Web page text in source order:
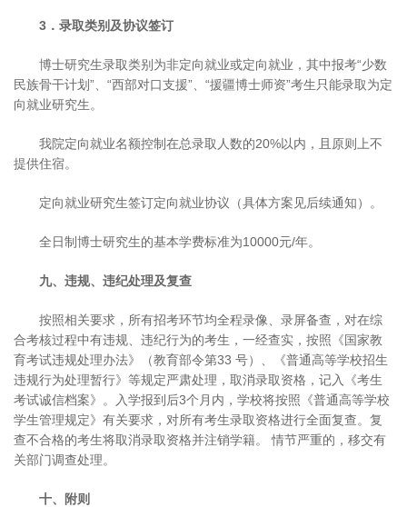
3．录取类别及协议签订
博士研究生录取类别为非定向就业或定向就业，其中报考“少数
民族骨干计划”、“西部对口支援”、“援疆博士师资”考生只能录取为定
向就业研究生。
我院定向就业名额控制在总录取人数的20%以内，且原则上不
提供住宿。
定向就业研究生签订定向就业协议（具体方案见后续通知）。
全日制博士研究生的基本学费标准为10000元/年。
九、违规、违纪处理及复查
按照相关要求，所有招考环节均全程录像、录屏备查，对在综
合考核过程中有违规、违纪行为的考生，一经查实，按照《国家教
育考试违规处理办法》（教育部令第33 号）、《普通高等学校招生
违规行为处理暂行》等规定严肃处理，取消录取资格，记入《考生
考试诚信档案》。入学报到后3个月内，学校将按照《普通高等学校
学生管理规定》有关要求，对所有考生录取资格进行全面复查。复
查不合格的考生将取消录取资格并注销学籍。 情节严重的，移交有
关部门调查处理。
十、附则